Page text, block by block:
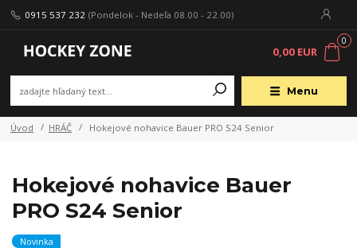
Menu
0915 537 232 (Pondelok - Nedeľa 08.00 - 22.00)
0
0,00 EUR
Úvod HRÁČ Hokejové nohavice Bauer PRO S24 Senior
Hokejové nohavice Bauer
PRO S24 Senior
Novinka